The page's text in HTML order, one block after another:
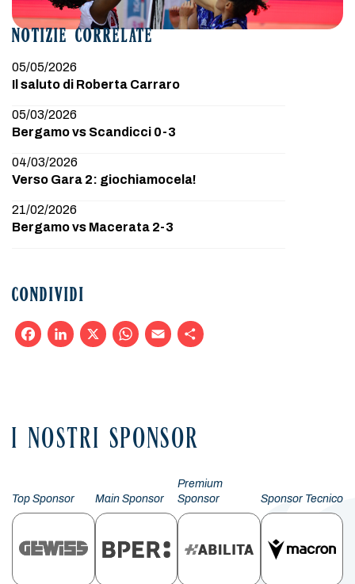
NOTIZIE CORRELATE
05/05/2026
Il saluto di Roberta Carraro
05/03/2026
Bergamo vs Scandicci 0-3
04/03/2026
Verso Gara 2: giochiamocela!
21/02/2026
Bergamo vs Macerata 2-3
CONDIVIDI
I NOSTRI SPONSOR
Top Sponsor Main Sponsor
Premium
Sponsor
Sponsor Tecnico